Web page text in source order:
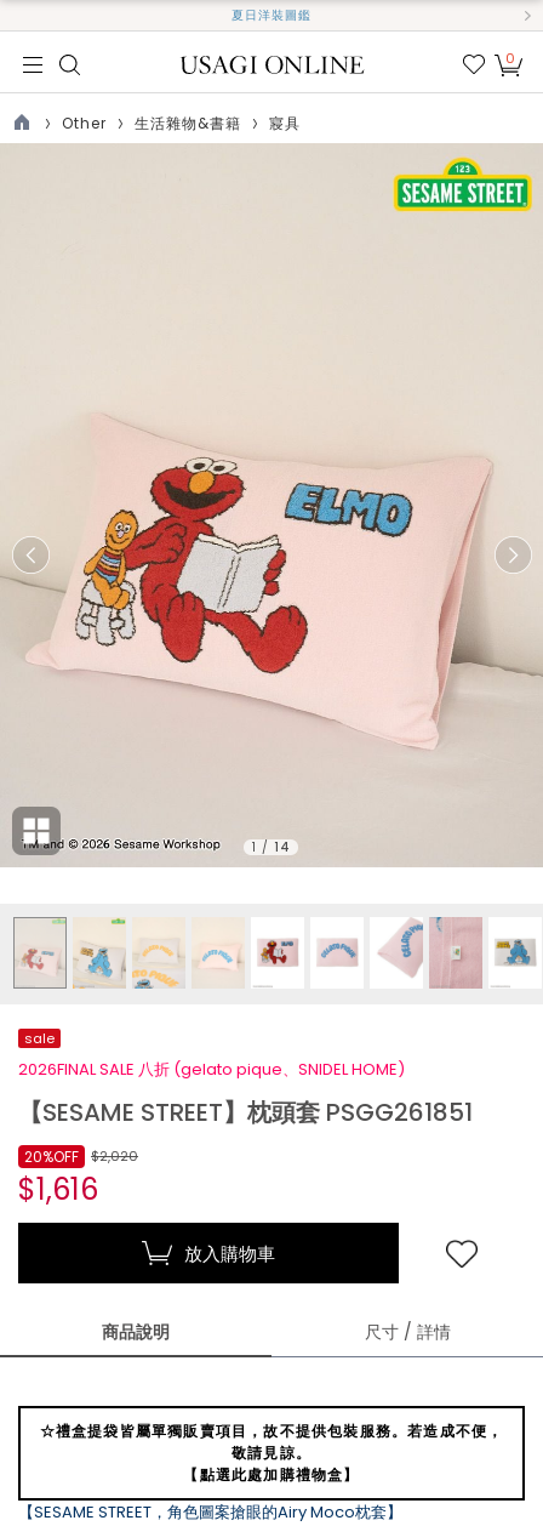
夏日洋裝圖鑑
我的
0
TOP
Other 生活雜物&書籍 寢具
1 / 14
sale
2026FINAL SALE 八折 (gelato pique、SNIDEL HOME)
【SESAME STREET】枕頭套 PSGG261851
$2,020
$1,616
20%OFF
放入購物車
商品說明 尺寸 / 詳情
☆禮盒提袋皆屬單獨販賣項目，故不提供包裝服務。若造成不便，
敬請見諒。
【點選此處加購禮物盒】
【SESAME STREET，角色圖案搶眼的Airy Moco枕套】